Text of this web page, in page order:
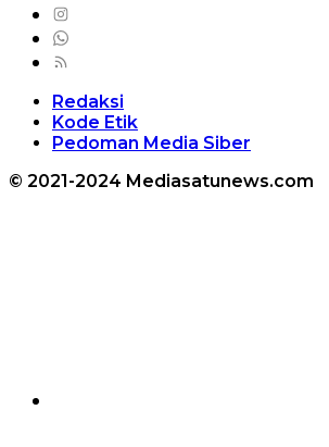
Redaksi
Kode Etik
Pedoman Media Siber
© 2021-2024 Mediasatunews.com